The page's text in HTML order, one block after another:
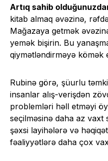
Artıq sahib
kitab almaq əvəzinə,
Mağazaya getmək
yemək bişirin. Bu
qiymətləndirməyə kömək
Rubinə görə, şüurlu
insanlar alış-verişdən
problemləri həll etməyi
seçilməsinə daha az
şəxsi layihələrə və
fəaliyyətlərə daha çox